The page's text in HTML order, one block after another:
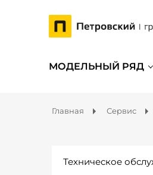
МОДЕЛЬНЫЙ РЯД
Главная Сервис
Техническое